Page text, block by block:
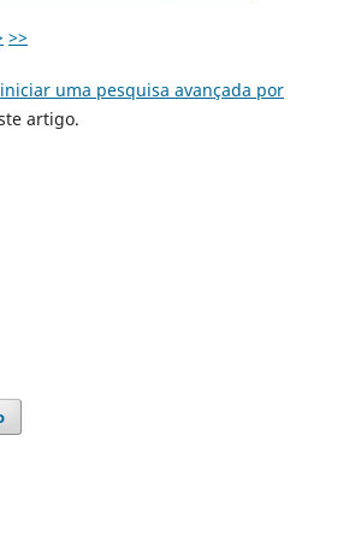
>>
iniciar uma pesquisa avançada por
artigo.